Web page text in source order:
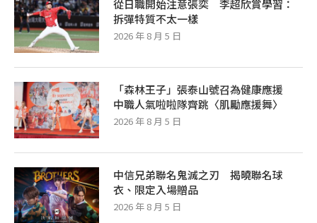
從日職開始注意張奕 李超欣賞學習：
拆彈特質不太一樣
2026 年 8 月 5 日
「森林王子」張泰山號召為健康應援
中職人氣啦啦隊齊跳〈肌勵應援舞〉
2026 年 8 月 5 日
中信兄弟聯名鬼滅之刃 揭曉聯名球
衣、限定入場贈品
2026 年 8 月 5 日